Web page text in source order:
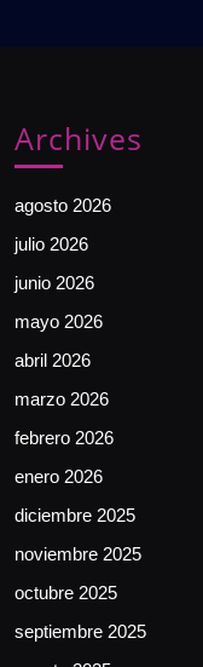
Archives
agosto 2026
julio 2026
junio 2026
mayo 2026
abril 2026
marzo 2026
febrero 2026
enero 2026
diciembre 2025
noviembre 2025
octubre 2025
septiembre 2025